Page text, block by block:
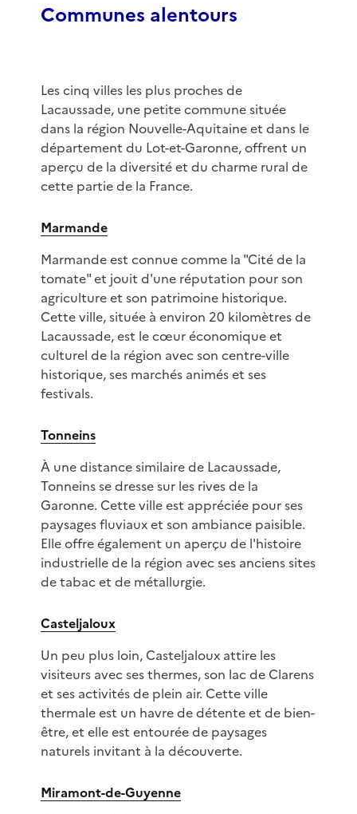
Communes alentours
Les cinq villes les plus proches de
Lacaussade, une petite commune située
dans la région Nouvelle-Aquitaine et dans le
département du Lot-et-Garonne, offrent un
aperçu de la diversité et du charme rural de
cette partie de la France.
Marmande
Marmande est connue comme la "Cité de la
tomate" et jouit d'une réputation pour son
agriculture et son patrimoine historique.
Cette ville, située à environ 20 kilomètres de
Lacaussade, est le cœur économique et
culturel de la région avec son centre-ville
historique, ses marchés animés et ses
festivals.
Tonneins
À une distance similaire de Lacaussade,
Tonneins se dresse sur les rives de la
Garonne. Cette ville est appréciée pour ses
paysages fluviaux et son ambiance paisible.
Elle offre également un aperçu de l'histoire
industrielle de la région avec ses anciens sites
de tabac et de métallurgie.
Casteljaloux
Un peu plus loin, Casteljaloux attire les
visiteurs avec ses thermes, son lac de Clarens
et ses activités de plein air. Cette ville
thermale est un havre de détente et de bien-
être, et elle est entourée de paysages
naturels invitant à la découverte.
Miramont-de-Guyenne